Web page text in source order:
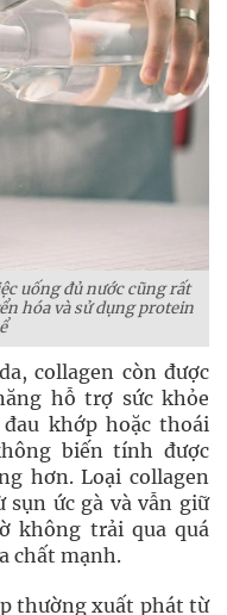
uống đủ nước cũng rất
hóa và sử dụng protein
collagen còn được
hỗ trợ sức khỏe
khớp hoặc thoái
biến tính được
hơn. Loại collagen
ức gà và vẫn giữ
không trải qua quá
chất mạnh.
thường xuất phát từ